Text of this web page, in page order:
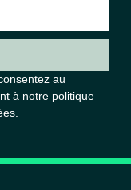
au
à notre politique